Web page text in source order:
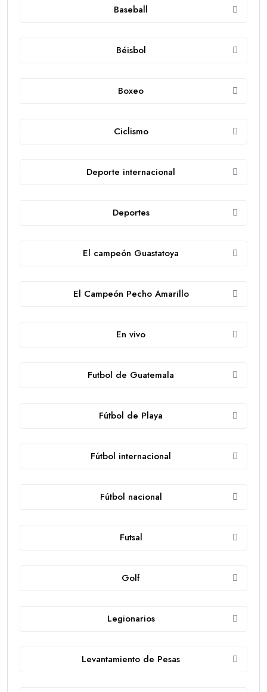
Baseball
Béisbol
Boxeo
Ciclismo
Deporte internacional
Deportes
El campeón Guastatoya
El Campeón Pecho Amarillo
En vivo
Futbol de Guatemala
Fútbol de Playa
Fútbol internacional
Fútbol nacional
Futsal
Golf
Legionarios
Levantamiento de Pesas